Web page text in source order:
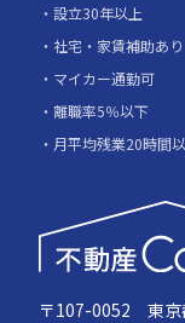
設立30年以上
社宅・家賃補助あり
マイカー通勤可
離職率5％以下
月平均残業20時間
〒107-0052 東京